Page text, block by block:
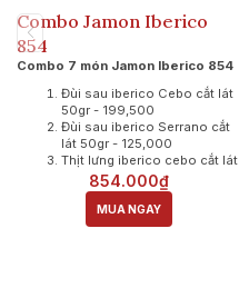
Combo Jamon Iberico
854
Combo 7 món Jamon Iberico 854
Đùi sau iberico Cebo cắt lát
50gr - 199,500
Đùi sau iberico Serrano cắt
lát 50gr - 125,000
Thịt lưng iberico cebo cắt lát
50gr - 215,000
Xúc xích cay Iberico Cebo
muỗi cắt lát 50gr - 130,000
Xúc xích Iberico Cebo muối
854.000₫
MUA NGAY